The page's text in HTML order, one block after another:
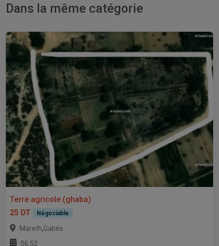
Dans la même catégorie
Terre agricole (ghaba)
25 DT
Négociable
Mareth,Gabès
06:52